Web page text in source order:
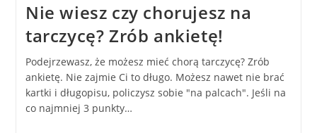
Nie wiesz czy chorujesz na
tarczycę? Zrób ankietę!
Podejrzewasz, że możesz mieć chorą tarczycę? Zrób
ankietę. Nie zajmie Ci to długo. Możesz nawet nie brać
kartki i długopisu, policzysz sobie "na palcach". Jeśli na
co najmniej 3 punkty…